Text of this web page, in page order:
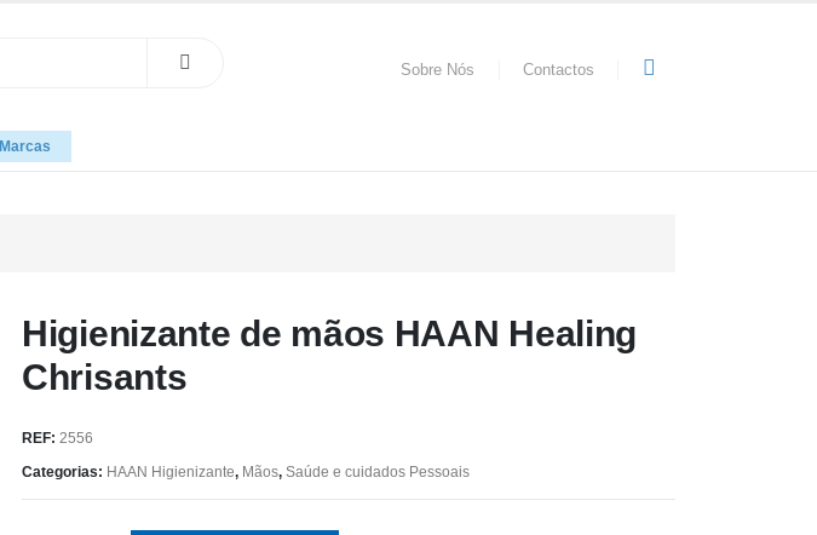
Sobre Nós Contactos
Marcas
Higienizante de mãos HAAN Healing
Chrisants
REF: 2556
Categorias: HAAN Higienizante, Mãos, Saúde e cuidados Pessoais